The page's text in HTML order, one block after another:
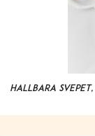
Hållbara